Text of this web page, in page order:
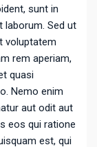
sunt in
laborum. Sed ut
voluptatem
rem aperiam,
quasi
Nemo enim
aut odit aut
eos qui ratione
est, qui